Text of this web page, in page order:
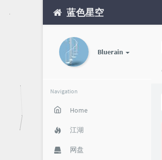
蓝色星空
Bluerain
Navigation
Home
江湖
网盘